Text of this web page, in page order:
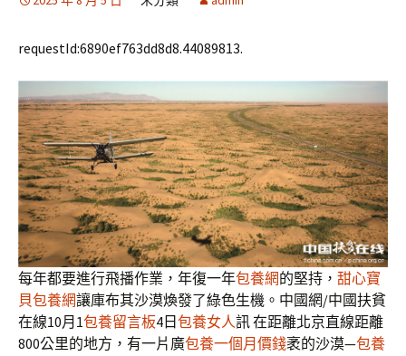
requestId:6890ef763dd8d8.44089813.
每年都要進行飛播作業，年復一年包養網的堅持， 甜心寶
貝包養網讓庫布其沙漠煥發了綠色生機。中國網/中國扶貧
在線10月1包養留言板4日包養女人訊 在距離北京直線距離
800公里的地方，有一片廣包養一個月價錢袤的沙漠—包養